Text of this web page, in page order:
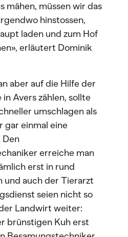
mähen, müssen wir das
hinstossen,
laden und zum Hof
erläutert Dominik
aber auf die Hilfe der
Avers zählen, sollte
umschlagen als
gar einmal eine
Den
erreiche man
erst in rund
und auch der Tierarzt
seien nicht so
Landwirt weiter:
brünstigen Kuh erst